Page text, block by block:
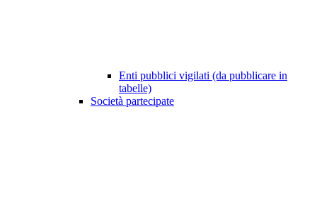
Enti pubblici vigilati (da pubblicare in
tabelle)
Società partecipate